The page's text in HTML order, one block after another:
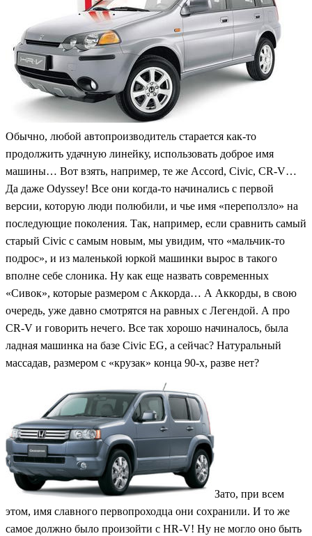
Обычно, любой автопроизводитель старается как-то
продолжить удачную линейку, использовать доброе имя
машины… Вот взять, например, те же Accord, Civic, CR-V…
Да даже Odyssey! Все они когда-то начинались с первой
версии, которую люди полюбили, и чье имя «переползло» на
последующие поколения. Так, например, если сравнить самый
старый Civic с самым новым, мы увидим, что «мальчик-то
подрос», и из маленькой юркой машинки вырос в такого
вполне себе слоника. Ну как еще назвать современных
«Сивок», которые размером с Аккорда… А Аккорды, в свою
очередь, уже давно смотрятся на равных с Легендой. А про
CR-V и говорить нечего. Все так хорошо начиналось, была
ладная машинка на базе Civic EG, а сейчас? Натуральный
массадав, размером с «крузак» конца 90-х, разве нет?
Зато, при всем
этом, имя славного первопроходца они сохранили. И то же
самое должно было произойти с HR-V! Ну не могло оно быть